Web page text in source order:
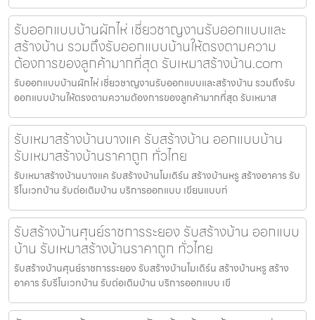
รับออกแบบบ้านผักไห่ เชี่ยวชาญงานรับออกแบบและ
สร้างบ้าน รวมถึงรับออกแบบบ้านให้ตรงตามความ
ต้องการของลูกค้ามากที่สุด รับเหมาสร้างบ้าน.com
รับออกแบบบ้านผักไห่ เชี่ยวชาญงานรับออกแบบและสร้างบ้าน รวมถึงรับ
ออกแบบบ้านให้ตรงตามความต้องการของลูกค้ามากที่สุด รับเหมาส
รับเหมาสร้างบ้านบางแค รับสร้างบ้าน ออกแบบบ้าน
รับเหมาสร้างบ้านราคาถูก ทั่วไทย
รับเหมาสร้างบ้านบางแค รับสร้างบ้านโมเดิร์น สร้างบ้านหรู สร้างอาคาร รับ
รีโนเวทบ้าน รับต่อเติมบ้าน บริการออกแบบ เขียนแบบก่
รับสร้างบ้านศุนย์ราชการระยอง รับสร้างบ้าน ออกแบบ
บ้าน รับเหมาสร้างบ้านราคาถูก ทั่วไทย
รับสร้างบ้านศุนย์ราชการระยอง รับสร้างบ้านโมเดิร์น สร้างบ้านหรู สร้าง
อาคาร รับรีโนเวทบ้าน รับต่อเติมบ้าน บริการออกแบบ เขี